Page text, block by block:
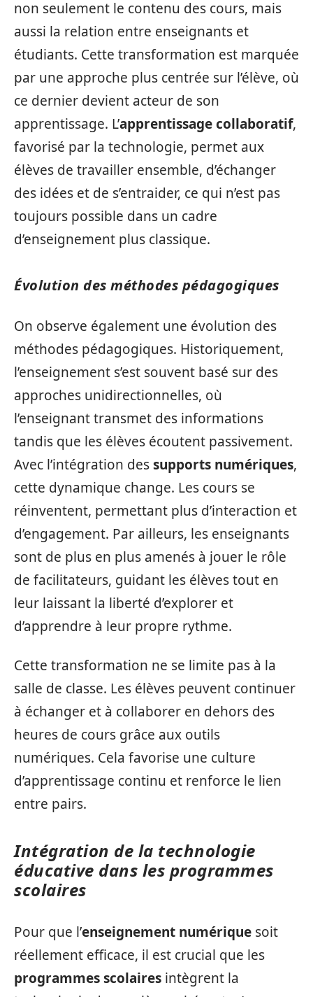
non seulement le contenu des cours, mais
aussi la relation entre enseignants et
étudiants. Cette transformation est marquée
par une approche plus centrée sur l’élève, où
ce dernier devient acteur de son
apprentissage. L’apprentissage collaboratif,
favorisé par la technologie, permet aux
élèves de travailler ensemble, d’échanger
des idées et de s’entraider, ce qui n’est pas
toujours possible dans un cadre
d’enseignement plus classique.
Évolution des méthodes pédagogiques
On observe également une évolution des
méthodes pédagogiques. Historiquement,
l’enseignement s’est souvent basé sur des
approches unidirectionnelles, où
l’enseignant transmet des informations
tandis que les élèves écoutent passivement.
Avec l’intégration dessupports numériques,
cette dynamique change. Les cours se
réinventent, permettant plus d’interaction et
d’engagement. Par ailleurs, les enseignants
sont de plus en plus amenés à jouer le rôle
de facilitateurs, guidant les élèves tout en
leur laissant la liberté d’explorer et
d’apprendre à leur propre rythme.
Cette transformation ne se limite pas à la
salle de classe. Les élèves peuvent continuer
à échanger et à collaborer en dehors des
heures de cours grâce aux outils
numériques. Cela favorise une culture
d’apprentissage continu et renforce le lien
entre pairs.
Intégration de la technologie
éducative dans les programmes
scolaires
Pour que l’enseignement numérique soit
réellement efficace, il est crucial que les
programmes scolaires intègrent la